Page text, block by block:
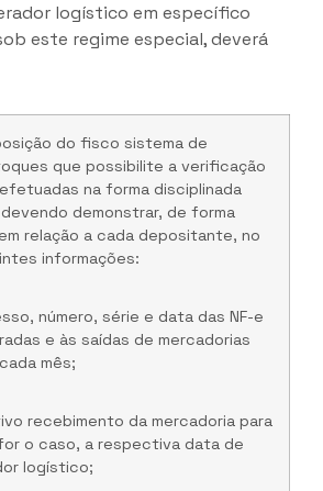
logístico em específico
este regime especial, deverá
do fisco sistema de
que possibilite a verificação
na forma disciplinada
demonstrar, de forma
relação a cada depositante, no
informações:
número, série e data das NF-e
e às saídas de mercadorias
mês;
recebimento da mercadoria para
o caso, a respectiva data de
logístico;